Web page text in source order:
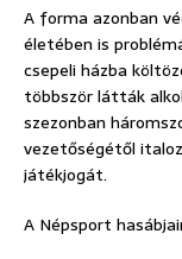
A forma azonban
életében is
csepeli házba
többször látták
szezonban
vezetőségétől
játékjogát.
A Népsport